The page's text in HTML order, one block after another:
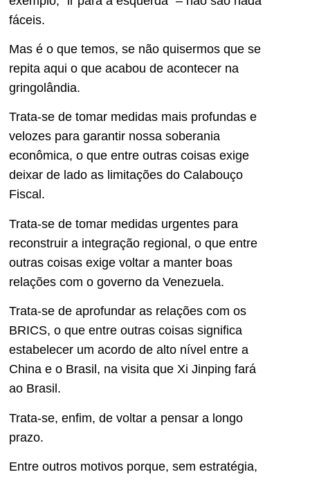
fáceis.
Mas é o que temos, se não quisermos que se
repita aqui o que acabou de acontecer na
gringolândia.
Trata-se de tomar medidas mais profundas e
velozes para garantir nossa soberania
econômica, o que entre outras coisas exige
deixar de lado as limitações do Calabouço
Fiscal.
Trata-se de tomar medidas urgentes para
reconstruir a integração regional, o que entre
outras coisas exige voltar a manter boas
relações com o governo da Venezuela.
Trata-se de aprofundar as relações com os
BRICS, o que entre outras coisas significa
estabelecer um acordo de alto nível entre a
China e o Brasil, na visita que Xi Jinping fará
ao Brasil.
Trata-se, enfim, de voltar a pensar a longo
prazo.
Entre outros motivos porque, sem estratégia,